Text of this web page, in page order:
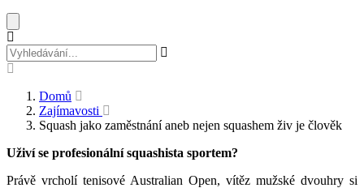
Domů
Zajímavosti
Squash jako zaměstnání aneb nejen squashem živ je člověk
Uživí se profesionální squashista sportem?
Právě vrcholí tenisové Australian Open, vítěz mužské dvouhry si